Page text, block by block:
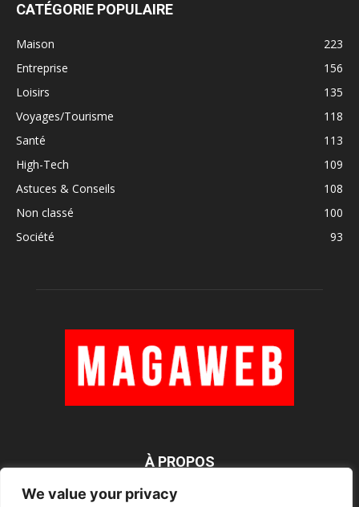
We value your privacy
CATÉGORIE POPULAIRE
Maison
223
Entreprise
156
Loisirs
135
Voyages/Tourisme
118
Santé
113
High-Tech
109
Astuces & Conseils
108
Non classé
100
Société
93
À PROPOS